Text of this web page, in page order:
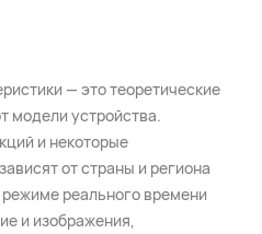
— это теоретические
модели устройства.
и некоторые
от страны и региона
реального времени
и изображения,